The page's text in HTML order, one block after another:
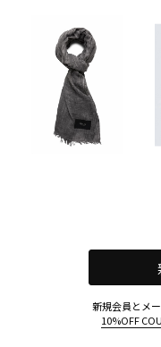
新規会員とメ
10%OFF